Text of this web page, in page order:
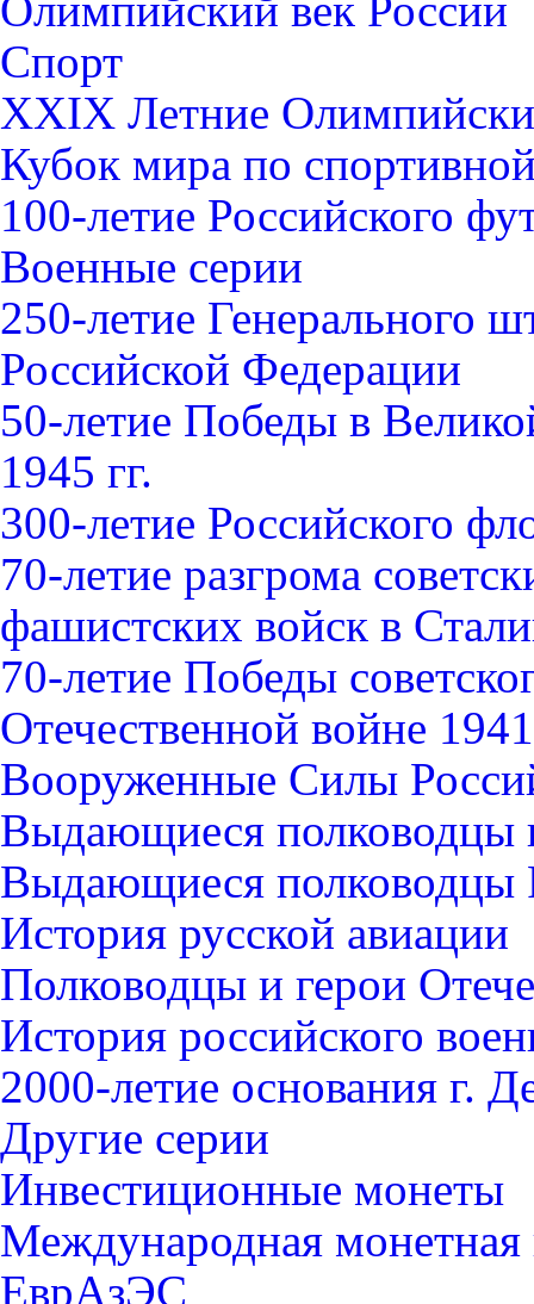
Спорт
XXIX Летние
Кубок мира по
100-летие Российского
Военные серии
250-летие Генерального
Российской Федерации
50-летие Победы в
1945 гг.
300-летие Российского
70-летие разгрома
фашистских войск в
70-летие Победы
Отечественной войне
Вооруженные Силы
Выдающиеся полководцы
Выдающиеся полководцы
История русской авиации
Полководцы и герои
История российского
2000-летие основания г.
Другие серии
Инвестиционные монеты
Международная монетная
ЕврАзЭС